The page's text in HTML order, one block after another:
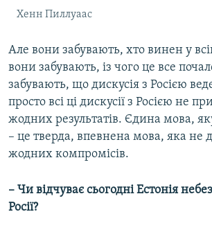
Хенн Пиллуаас
Але вони забувають, хто винен у
вони забувають, із чого це все
забувають, що дискусія з Росією
просто всі ці дискусії з Росією не
жодних результатів. Єдина мова,
– це тверда, впевнена мова, яка не
жодних компромісів.
– Чи відчуває сьогодні Естонія
Росії?